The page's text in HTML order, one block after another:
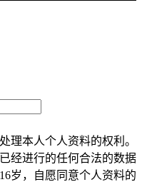
理本人个人资料的权利。
经进行的任何合法的数据
岁，自愿同意个人资料的